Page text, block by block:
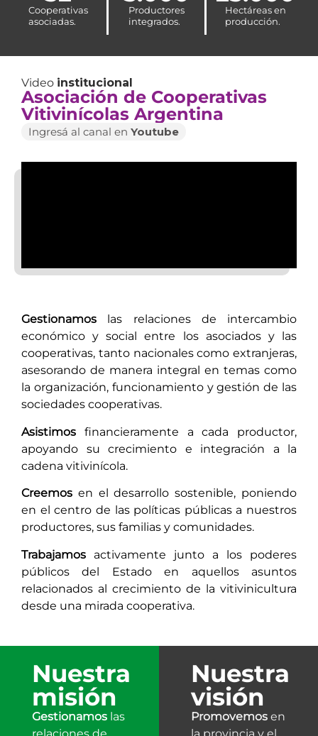
Cooperativas
asociadas.
Productores
integrados.
Hectáreas en
producción.
Video institucional
Asociación de Cooperativas
Vitivinícolas Argentina
Ingresá al canal en Youtube
Gestionamos las relaciones de intercambio
económico y social entre los asociados y las
cooperativas, tanto nacionales como extranjeras,
asesorando de manera integral en temas como
la organización, funcionamiento y gestión de las
sociedades cooperativas.
Asistimos financieramente a cada productor,
apoyando su crecimiento e integración a la
cadena vitivinícola.
Creemos en el desarrollo sostenible, poniendo
en el centro de las políticas públicas a nuestros
productores, sus familias y comunidades.
Trabajamos activamente junto a los poderes
públicos del Estado en aquellos asuntos
relacionados al crecimiento de la vitivinicultura
desde una mirada cooperativa.
Nuestra
misión
Gestionamoslas
Nuestra
visión
Promovemosen